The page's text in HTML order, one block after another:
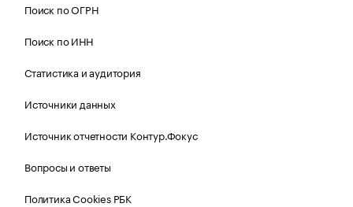
Поиск по ОГРН
Поиск по ИНН
Статистика и аудитория
Источники данных
Источник отчетности Контур.Фокус
Вопросы и ответы
Политика Cookies РБК